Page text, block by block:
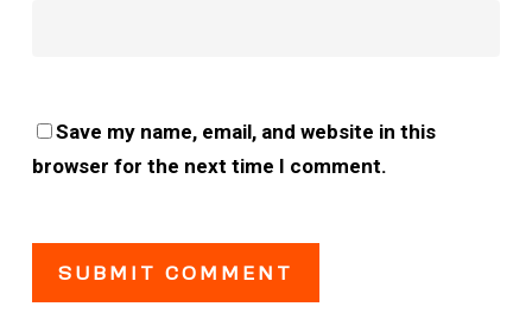
Save my name, email, and website in this
browser for the next time I comment.